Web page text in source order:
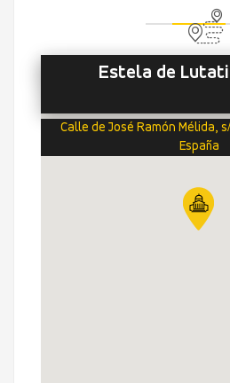
Estela de
Calle de José Ramón Mélida,
España